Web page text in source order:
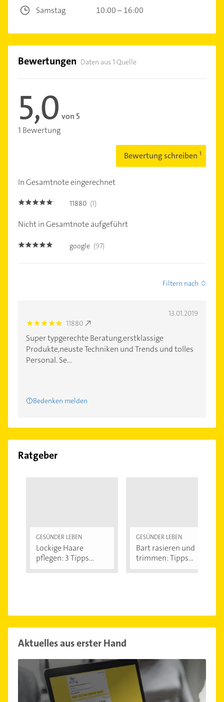
Samstag
10:00 – 16:00
Bewertungen Daten aus 1 Quelle
5,0 von 5
1 Bewertung
Bewertung schreiben
In Gesamtnote eingerechnet
5.0 11880 (1)
Nicht in Gesamtnote aufgeführt
4.7000003 google (97)
Filtern nach
13.01.2019
5.0 11880
Super typgerechte Beratung,erstklassige
Produkte,neuste Techniken und Trends und tolles
Personal. Se...
Bedenken melden
Ratgeber
GESÜNDER LEBEN
Lockige Haare
pflegen: 3 Tipps...
GESÜNDER LEBEN
Bart rasieren und
trimmen: Tipps...
Aktuelles aus erster Hand